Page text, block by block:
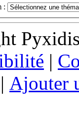
:
|
| Ajouter